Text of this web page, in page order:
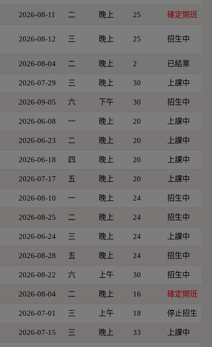
2026-08-11 二 晚上 25 確定開班
2026-08-12 三 晚上 25 招生中
2026-08-04 二 晚上 2 已結業
2026-07-29 三 晚上 30 上課中
2026-09-05 六 下午 30 招生中
2026-06-08 一 晚上 20 上課中
2026-06-23 二 晚上 20 上課中
2026-06-18 四 晚上 20 上課中
2026-07-17 五 晚上 20 上課中
2026-08-10 一 晚上 24 招生中
2026-08-25 二 晚上 24 招生中
2026-06-24 三 晚上 24 上課中
2026-08-28 五 晚上 24 招生中
2026-08-22 六 上午 30 招生中
2026-08-04 二 晚上 16 確定開班
2026-07-01 三 上午 18 停止招生
2026-07-15 三 晚上 33 上課中